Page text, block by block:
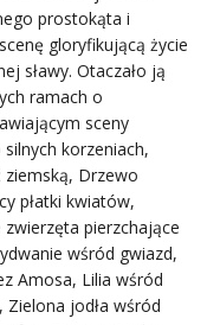
prostokąta i
gloryfikującą życie
sławy. Otaczało ją
ramach o
sceny
korzeniach,
ziemską, Drzewo
płatki kwiatów,
pierzchające
wśród gwiazd,
Amosa, Lilia wśród
jodła wśród